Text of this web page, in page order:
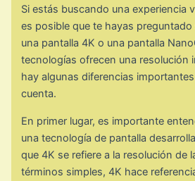
Si estás buscando una experiencia
es posible que te hayas
una pantalla 4K o una pantalla
tecnologías ofrecen una resolución
hay algunas diferencias
cuenta.
En primer lugar, es importante
una tecnología de pantalla
que 4K se refiere a la resolución de
términos simples, 4K hace